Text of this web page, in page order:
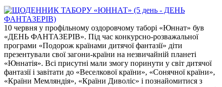
10 червня у профільному оздоровчому таборі «Юннат» був
«ДЕНЬ ФАНТАЗЕРІВ». Під час конкурсно-розважальної
програми «Подорож країнами дитячої фантазії» діти
презентували свої загони-країни на незвичайній планеті
«Юннатія». Всі присутні мали змогу поринути у світ дитячої
фантазії і завітати до «Веселкової країни», «Сонячної країни»,
«Країни Мемляндія», «Країни Диволіс» і познайомитися з